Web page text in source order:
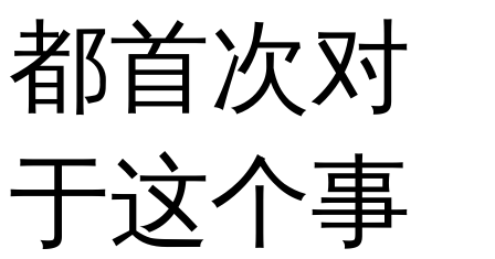
都首次对
于这个事